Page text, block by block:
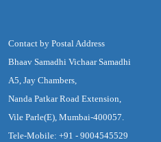
Contact by Postal Address
Bhaav Samadhi Vichaar Samadhi
A5, Jay Chambers,
Nanda Patkar Road Extension,
Vile Parle(E), Mumbai-400057.
Tele-Mobile: +91 - 9004545529